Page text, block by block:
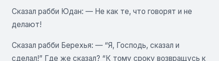
Сказал рабби Юдан: — Не как те, что говорят и не
делают!
Сказал рабби Берехья: — “Я, Господь, сказал и
сделал!” Где же сказал? “К тому сроку возвращусь к